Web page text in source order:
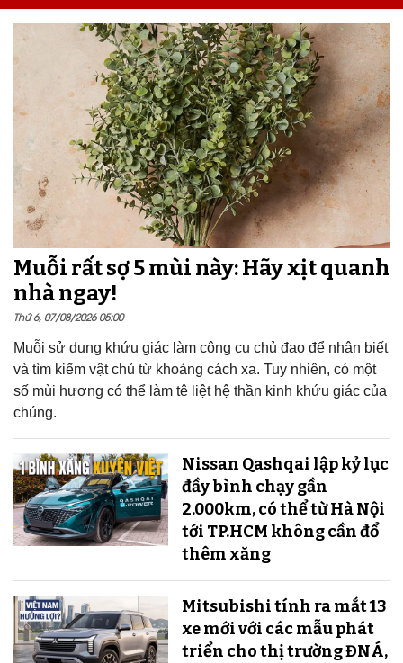
Muỗi rất sợ 5 mùi này: Hãy xịt quanh
nhà ngay!
Thứ 6, 07/08/2026 05:00
Muỗi sử dụng khứu giác làm công cụ chủ đạo để nhận biết
và tìm kiếm vật chủ từ khoảng cách xa. Tuy nhiên, có một
số mùi hương có thể làm tê liệt hệ thần kinh khứu giác của
chúng.
Nissan Qashqai lập kỷ lục
đầy bình chạy gần
2.000km, có thể từ Hà Nội
tới TP.HCM không cần đổ
thêm xăng
Mitsubishi tính ra mắt 13
xe mới với các mẫu phát
triển cho thị trường ĐNÁ,